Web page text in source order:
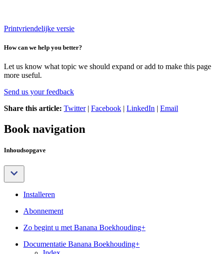
Printvriendelijke versie
How can we help you better?
Let us know what topic we should expand or add to make this page
more useful.
Send us your feedback
Share this article: Twitter| Facebook | LinkedIn | Email
Book navigation
Inhoudsopgave
Installeren
Abonnement
Zo begint u met Banana Boekhouding+
Documentatie Banana Boekhouding+